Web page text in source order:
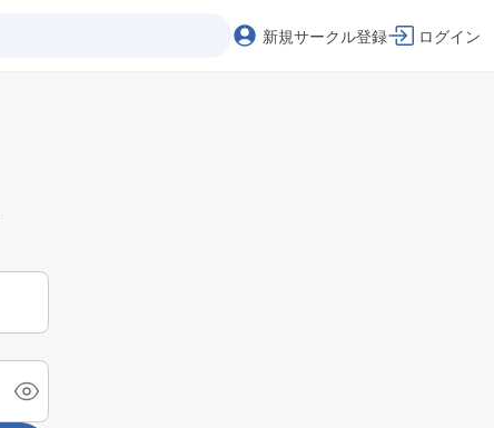
新規サークル登録 ログイン